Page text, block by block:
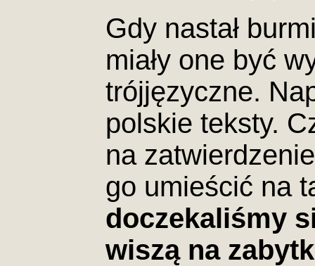
Gdy nastał
miały one być
trójjęzyczne.
polskie teksty.
na
go umieścić na
doczekaliśmy
wiszą na